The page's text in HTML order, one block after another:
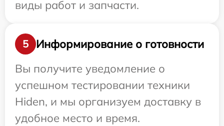
виды работ и запчасти.
5
Информирование о готовности
Вы получите уведомление о
успешном тестировании техники
Hiden, и мы организуем доставку в
удобное место и время.